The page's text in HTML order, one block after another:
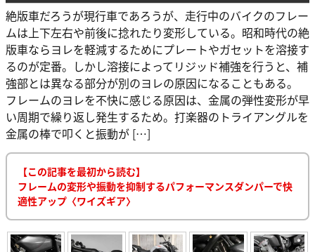
絶版車だろうが現行車であろうが、走行中のバイクのフレー
ムは上下左右や前後に捻れたり変形している。昭和時代の絶
版車ならヨレを軽減するためにプレートやガセットを溶接す
るのが定番。しかし溶接によってリジッド補強を行うと、補
強部とは異なる部分が別のヨレの原因になることもある。
フレームのヨレを不快に感じる原因は、金属の弾性変形が早
い周期で繰り返し発生するため。打楽器のトライアングルを
金属の棒で叩くと振動が […]
【この記事を最初から読む】
フレームの変形や振動を抑制するパフォーマンスダンパーで快
適性アップ〈ワイズギア〉